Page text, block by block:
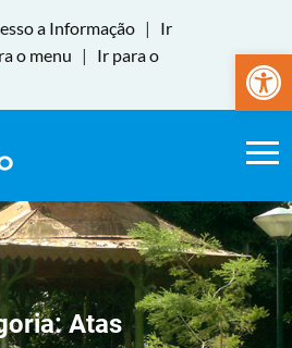
Abrir
a Informação |
Ir
o menu |
Ir para o
Atas